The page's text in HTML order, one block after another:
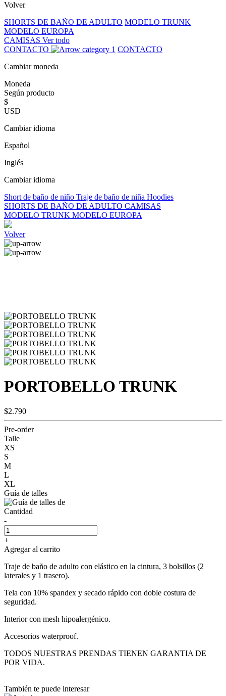
Volver
SHORTS DE BAÑO DE ADULTO MODELO TRUNK
MODELO EUROPA
CAMISAS Ver todo
CONTACTO
CONTACTO
Cambiar moneda
Moneda
Según producto
$
USD
Cambiar idioma
Español
Inglés
Cambiar idioma
Short de baño de niño Traje de baño de niña Hoodies
SHORTS DE BAÑO DE ADULTO CAMISAS
MODELO TRUNK MODELO EUROPA
Volver
PORTOBELLO TRUNK
$2.790
Pre-order
Talle
XS
S
M
L
XL
Guía de talles
Cantidad
-
+
Agregar al carrito
Traje de baño de adulto con elástico en la cintura, 3 bolsillos (2
laterales y 1 trasero).
Tela con 10% spandex y secado rápido con doble costura de
seguridad.
Interior con mesh hipoalergénico.
Accesorios waterproof.
TODOS NUESTRAS PRENDAS TIENEN GARANTIA DE
POR VIDA.
También te puede interesar